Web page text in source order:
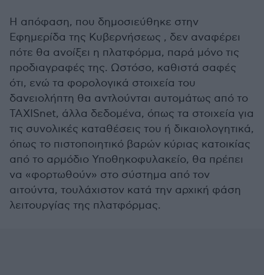
Η απόφαση, που δημοσιεύθηκε στην
Εφημερίδα της Κυβερνήσεως , δεν αναφέρει
πότε θα ανοίξει η πλατφόρμα, παρά μόνο τις
προδιαγραφές της. Ωστόσο, καθιστά σαφές
ότι, ενώ τα φορολογικά στοιχεία του
δανειολήπτη θα αντλούνται αυτομάτως από το
TAXISnet, άλλα δεδομένα, όπως τα στοιχεία για
τις συνολικές καταθέσεις του ή δικαιολογητικά,
όπως το πιστοποιητικό βαρών κύριας κατοικίας
από το αρμόδιο Υποθηκοφυλακείο, θα πρέπει
να «φορτωθούν» στο σύστημα από τον
αιτούντα, τουλάχιστον κατά την αρχική φάση
λειτουργίας της πλατφόρμας.